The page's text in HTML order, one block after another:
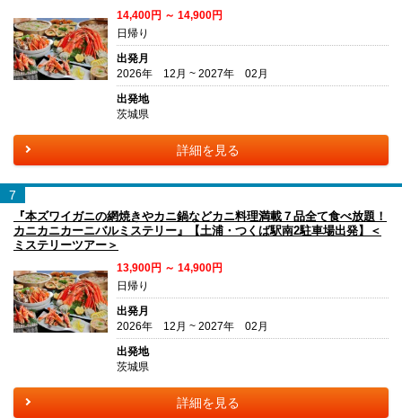
14,400円 ～ 14,900円
日帰り
出発月
2026年 12月 ~ 2027年 02月
出発地
茨城県
詳細を見る
7
『本ズワイガニの網焼きやカニ鍋などカニ料理満載７品全て食べ放題！
カニカニカーニバルミステリー』【土浦・つくば駅南2駐車場出発】＜
ミステリーツアー＞
13,900円 ～ 14,900円
日帰り
出発月
2026年 12月 ~ 2027年 02月
出発地
茨城県
詳細を見る